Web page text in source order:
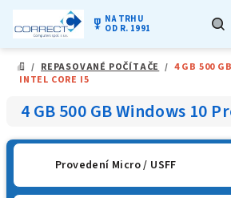
obsah
military_tech NA TRHU
OD R. 1991
DOMŮ
/ REPASOVANÉ POČÍTAČE / 4 GB 500
INTEL CORE I5
4 GB 500 GB Windows 10
Provedení Micro / USFF